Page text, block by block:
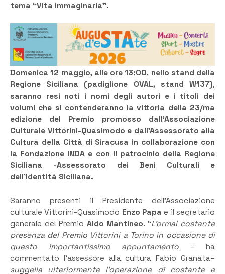
tema “Vita immaginaria”.
Domenica 12 maggio, alle ore 13:00, nello stand della
Regione Siciliana (padiglione OVAL, stand W137),
saranno resi noti i nomi degli autori e i titoli dei
volumi che si contenderanno la vittoria della 23/ma
edizione del Premio promosso dall’Associazione
Culturale Vittorini-Quasimodo e dall’Assessorato alla
Cultura della Città di Siracusa in collaborazione con
la Fondazione INDA e con il patrocinio della Regione
Siciliana -Assessorato dei Beni Culturali e
dell’Identità Siciliana.
Saranno presenti il Presidente dell’Associazione
culturale Vittorini-Quasimodo Enzo Papa e il segretario
generale del Premio Aldo Mantineo. “L’ormai costante
presenza del Premio Vittorini a Torino in occasione di
questo importantissimo appuntamento – ha
commentato l’assessore alla cultura Fabio Granata–
suggella ulteriormente l’operazione di costante e